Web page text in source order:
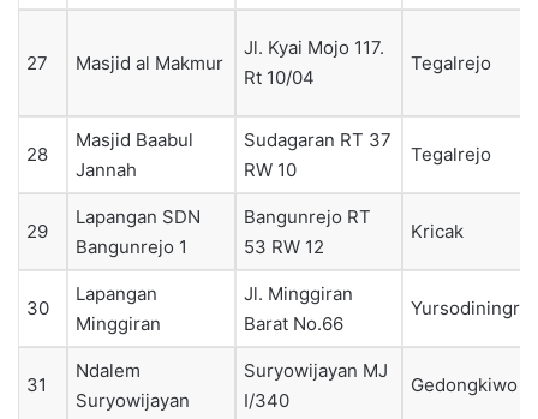
27 Masjid al Makmur
Jl. Kyai Mojo 117.
Rt 10/04
Tegalrejo
28
Masjid Baabul
Jannah
Sudagaran RT 37
RW 10
Tegalrejo
29
Lapangan SDN
Bangunrejo 1
Bangunrejo RT
53 RW 12
Kricak
30
Lapangan
Minggiran
Jl. Minggiran
Barat No.66
31
Ndalem
Suryowijayan
Suryowijayan MJ
I/340
Gedongkiwo